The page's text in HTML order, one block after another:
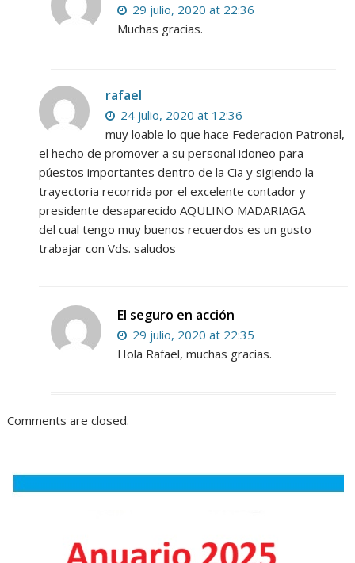
29 julio, 2020 at 22:36
Muchas gracias.
rafael
24 julio, 2020 at 12:36
muy loable lo que hace Federacion Patronal,
el hecho de promover a su personal idoneo para
púestos importantes dentro de la Cia y sigiendo la
trayectoria recorrida por el excelente contador y
presidente desaparecido AQULINO MADARIAGA
del cual tengo muy buenos recuerdos es un gusto
trabajar con Vds. saludos
El seguro en acción
29 julio, 2020 at 22:35
Hola Rafael, muchas gracias.
Comments are closed.